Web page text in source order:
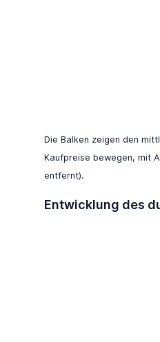
Die Balken zeigen den
Kaufpreise bewegen, mit
entfernt).
Entwicklung des